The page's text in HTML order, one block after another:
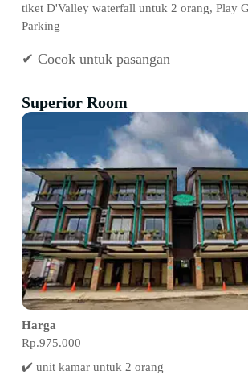
tiket D'Valley waterfall untuk 2 orang, Play
Parking
✔ Cocok untuk pasangan
Superior Room
Harga
Rp.975.000
✔️ unit kamar untuk 2 orang